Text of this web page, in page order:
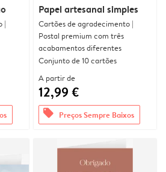
|
Papel artesanal simples
Cartões de agradecimento |
Postal premium com três
acabamentos diferentes
Conjunto de 10 cartões
A partir de
12,99 €
offers Preços Sempre Baixos